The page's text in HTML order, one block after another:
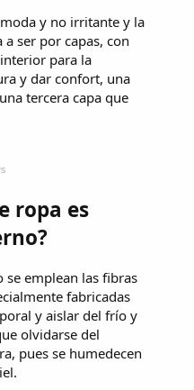
y no irritante y la
ser por capas, con
para la
y dar confort, una
tercera capa que
ropa es
se emplean las fibras
fabricadas
y aislar del frío y
olvidarse del
pues se humedecen